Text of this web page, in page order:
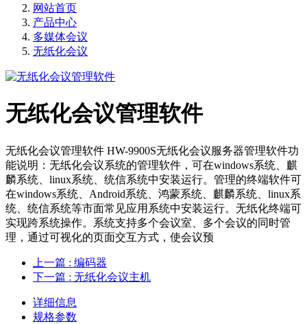
网站首页
产品中心
多媒体会议
无纸化会议
无纸化会议管理软件
无纸化会议管理软件 HW-9900S无纸化会议服务器管理软件功
能说明：无纸化会议系统的管理软件，可在windows系统、麒
麟系统、linux系统、统信系统中安装运行。管理的终端软件可
在windows系统、Android系统、鸿蒙系统、麒麟系统、linux系
统、统信系统等市面常见应用系统中安装运行。无纸化终端可
实现跨系统操作。系统支持多个会议室、多个会议的同时管
理，通过可视化的页面交互方式，使会议预
上一篇 : 编码器
下一篇 : 无纸化会议主机
详细信息
规格参数